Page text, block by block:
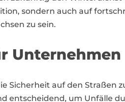
sondern auch auf
zu sein.
auf den Straßen
um Unfälle